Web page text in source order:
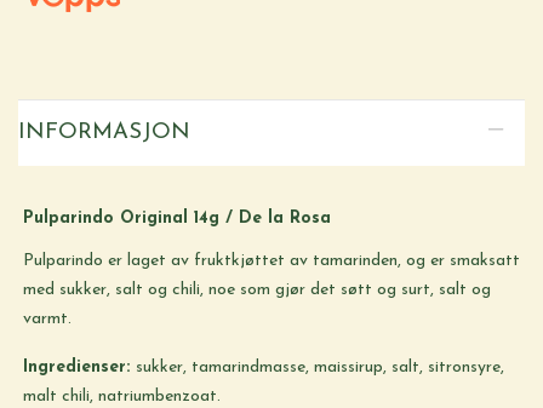
INFORMASJON
Pulparindo Original 14g / De la Rosa
Pulparindo er laget av fruktkjøttet av tamarinden, og er smaksatt
med sukker, salt og chili, noe som gjør det søtt og surt, salt og
varmt.
Ingredienser: sukker, tamarindmasse, maissirup, salt, sitronsyre,
malt chili, natriumbenzoat.